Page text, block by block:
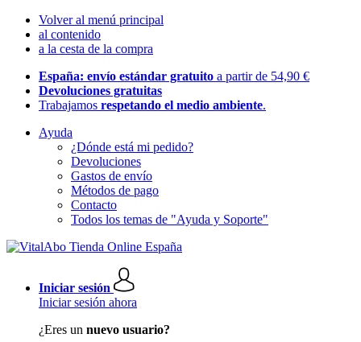
Volver al menú principal
al contenido
a la cesta de la compra
España: envío estándar gratuito a partir de 54,90 €
Devoluciones gratuitas
Trabajamos respetando el medio ambiente.
Ayuda
¿Dónde está mi pedido?
Devoluciones
Gastos de envío
Métodos de pago
Contacto
Todos los temas de "Ayuda y Soporte"
Iniciar sesión
Iniciar sesión ahora
¿Eres un nuevo usuario?